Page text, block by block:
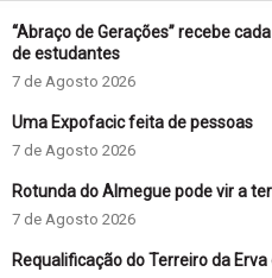
“Abraço de Gerações” recebe
de estudantes
7 de Agosto 2026
Uma Expofacic feita de pessoas
7 de Agosto 2026
Rotunda do Almegue pode vir a
7 de Agosto 2026
Requalificação do Terreiro da